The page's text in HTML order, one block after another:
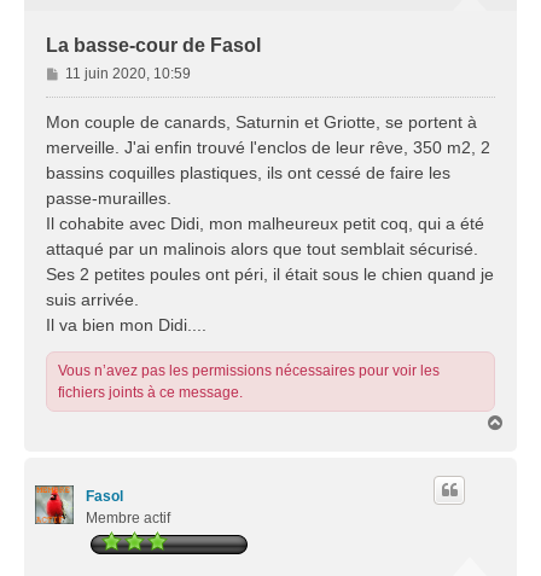
La basse-cour de Fasol
M
e
s
g
e
11 juin 2020, 10:59
Mon couple de canards, Saturnin et Griotte, se portent à
merveille. J'ai enfin trouvé l'enclos de leur rêve, 350 m2, 2
bassins coquilles plastiques, ils ont cessé de faire les
passe-murailles.
Il cohabite avec Didi, mon malheureux petit coq, qui a été
attaqué par un malinois alors que tout semblait sécurisé.
Ses 2 petites poules ont péri, il était sous le chien quand je
suis arrivée.
Il va bien mon Didi....
Vous n’avez pas les permissions nécessaires pour voir les
fichiers joints à ce message.
Fasol
Membre actif